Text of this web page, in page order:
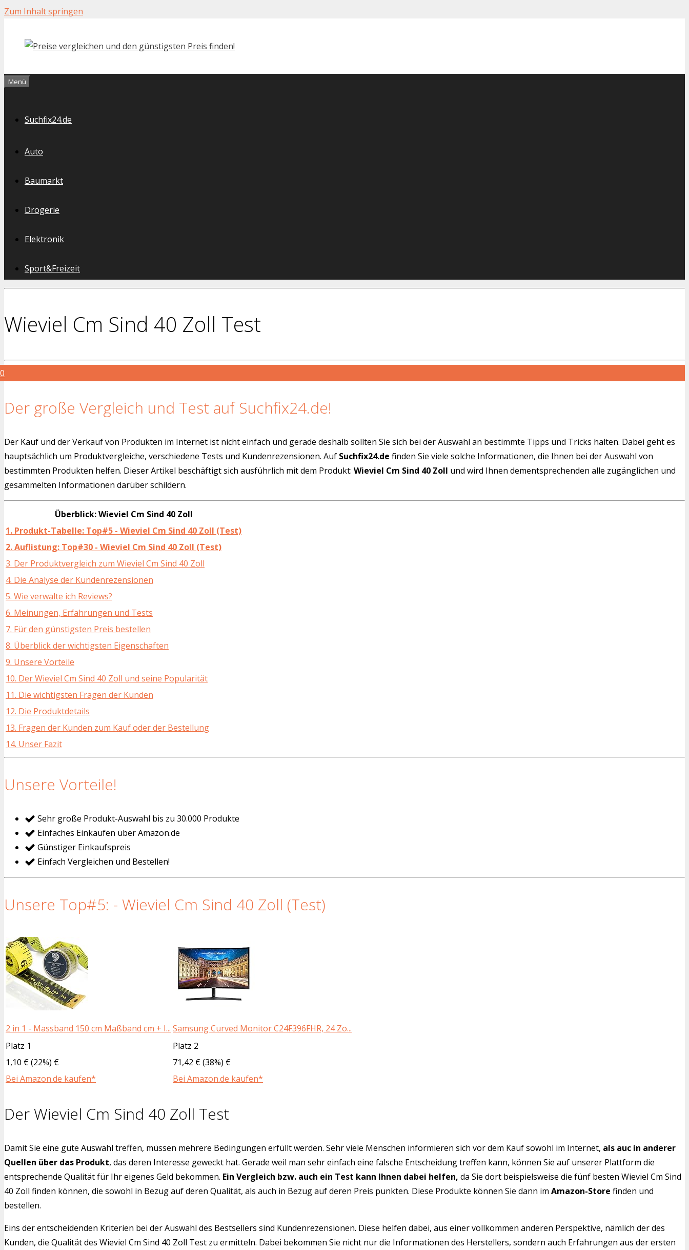
Zum Inhalt springen
Menü
Suchfix24.de
Auto
Baumarkt
Drogerie
Elektronik
Sport&Freizeit
Wieviel Cm Sind 40 Zoll Test
Der große Vergleich und Test auf Suchfix24.de!
Der Kauf und der Verkauf von Produkten im Internet ist nicht einfach und gerade deshalb sollten Sie sich bei der Auswahl an bestimmte Tipps und Tricks halten. Dabei geht es
hauptsächlich um Produktvergleiche, verschiedene Tests und Kundenrezensionen. Auf Suchfix24.de finden Sie viele solche Informationen, die Ihnen bei der Auswahl von
bestimmten Produkten helfen. Dieser Artikel beschäftigt sich ausführlich mit dem Produkt: Wieviel Cm Sind 40 Zoll und wird Ihnen dementsprechenden alle zugänglichen und
gesammelten Informationen darüber schildern.
Überblick: Wieviel Cm Sind 40 Zoll
1. Produkt-Tabelle: Top#5 - Wieviel Cm Sind 40 Zoll (Test)
2. Auflistung: Top#30 - Wieviel Cm Sind 40 Zoll (Test)
3. Der Produktvergleich zum Wieviel Cm Sind 40 Zoll
4. Die Analyse der Kundenrezensionen
5. Wie verwalte ich Reviews?
6. Meinungen, Erfahrungen und Tests
7. Für den günstigsten Preis bestellen
8. Überblick der wichtigsten Eigenschaften
9. Unsere Vorteile
10. Der Wieviel Cm Sind 40 Zoll und seine Popularität
11. Die wichtigsten Fragen der Kunden
12. Die Produktdetails
13. Fragen der Kunden zum Kauf oder der Bestellung
14. Unser Fazit
Unsere Vorteile!
Sehr große Produkt-Auswahl bis zu 30.000 Produkte
Einfaches Einkaufen über Amazon.de
Günstiger Einkaufspreis
Einfach Vergleichen und Bestellen!
Unsere Top#5: - Wieviel Cm Sind 40 Zoll (Test)
2 in 1 - Massband 150 cm Maßband cm + I... Samsung Curved Monitor C24F396FHR, 24 Zo...
Platz 1
Platz 2
1,10 € (22%) €
71,42 € (38%) €
Bei Amazon.de kaufen*
Bei Amazon.de kaufen*
Der Wieviel Cm Sind 40 Zoll Test
Damit Sie eine gute Auswahl treffen, müssen mehrere Bedingungen erfüllt werden. Sehr viele Menschen informieren sich vor dem Kauf sowohl im Internet, als auc in anderer
Quellen über das Produkt, das deren Interesse geweckt hat. Gerade weil man sehr einfach eine falsche Entscheidung treffen kann, können Sie auf unserer Plattform die
entsprechende Qualität für Ihr eigenes Geld bekommen. Ein Vergleich bzw. auch ein Test kann Ihnen dabei helfen, da Sie dort beispielsweise die fünf besten Wieviel Cm Sind
40 Zoll finden können, die sowohl in Bezug auf deren Qualität, als auch in Bezug auf deren Preis punkten. Diese Produkte können Sie dann im Amazon-Store finden und
bestellen.
Eins der entscheidenden Kriterien bei der Auswahl des Bestsellers sind Kundenrezensionen. Diese helfen dabei, aus einer vollkommen anderen Perspektive, nämlich der des
Kunden, die Qualität des Wieviel Cm Sind 40 Zoll Test zu ermitteln. Dabei bekommen Sie nicht nur die Informationen des Herstellers, sondern auch Erfahrungen aus der ersten